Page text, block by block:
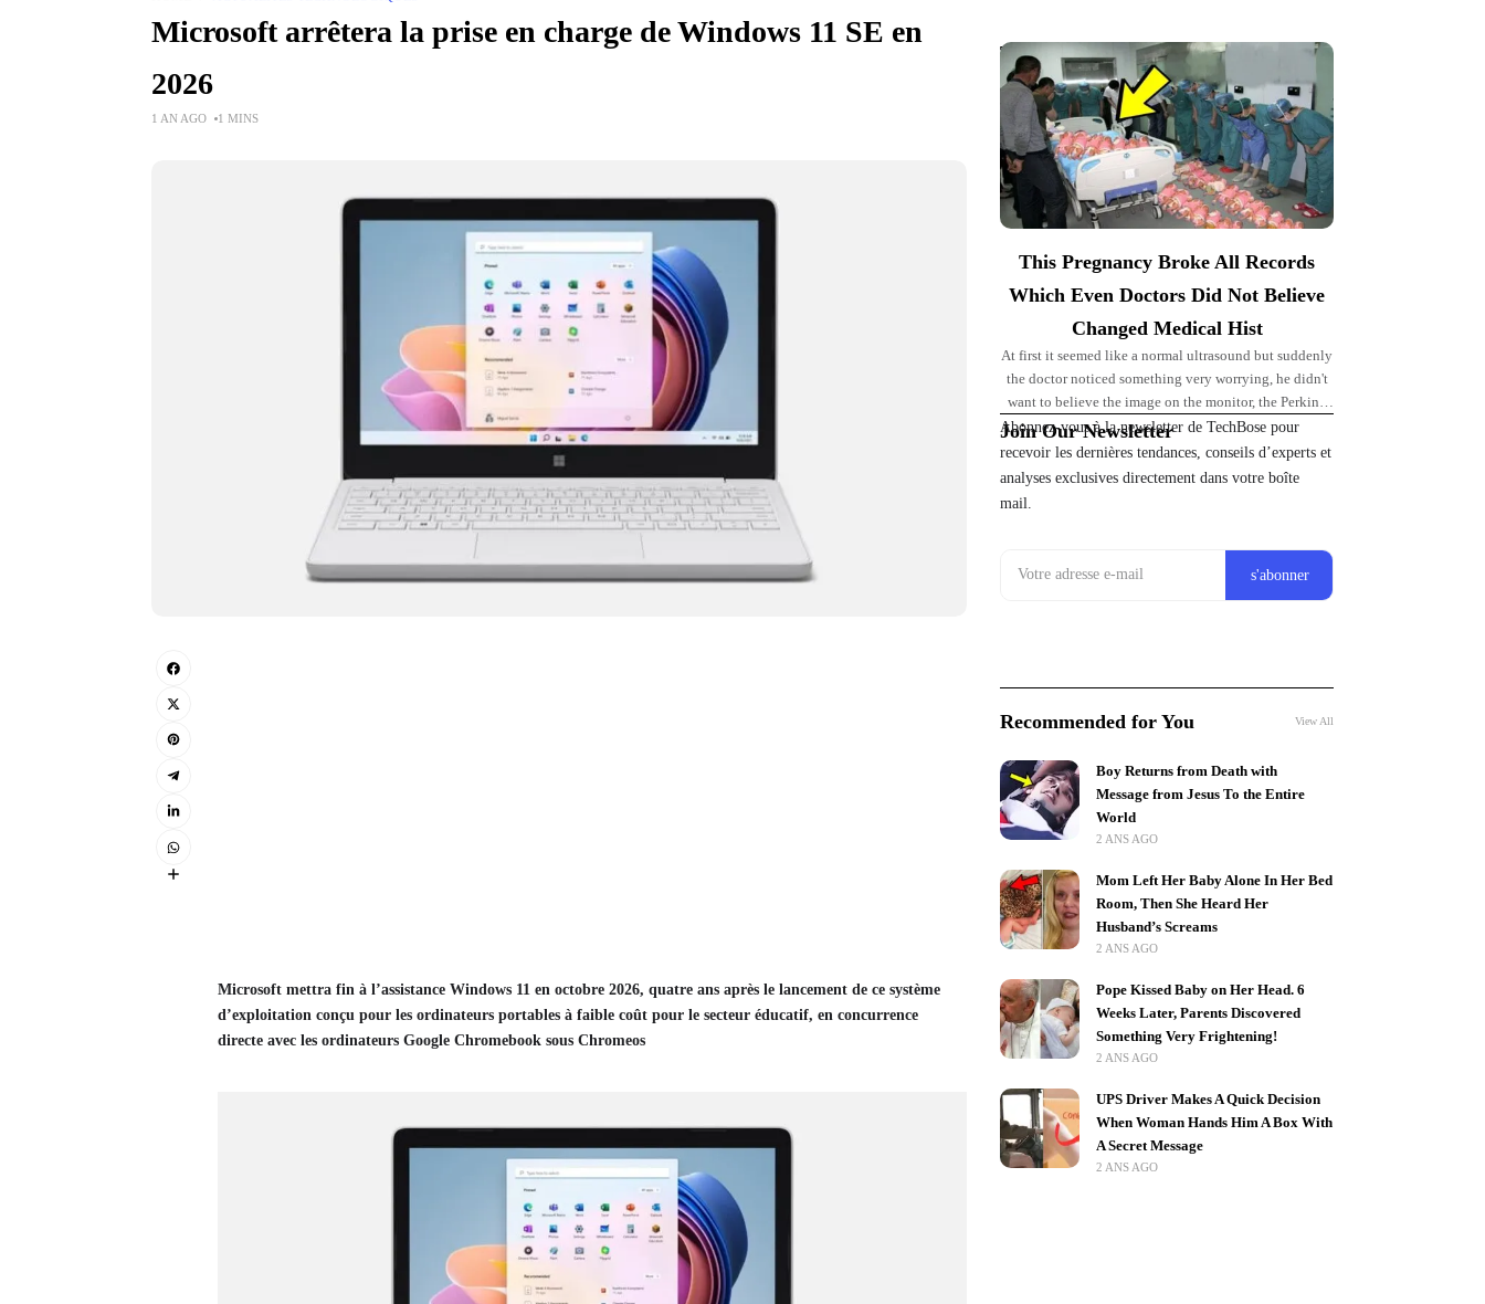
Microsoft arrêtera la prise en charge de Windows 11 SE en
2026
1 AN AGO 1 MINS
Microsoft mettra fin à l’assistance Windows 11 en octobre 2026, quatre ans après le lancement de ce système
d’exploitation conçu pour les ordinateurs portables à faible coût pour le secteur éducatif, en concurrence
directe avec les ordinateurs Google Chromebook sous Chromeos
Top Picks for You
This Pregnancy Broke All Records
Which Even Doctors Did Not Believe
Changed Medical Hist
At first it seemed like a normal ultrasound but suddenly
the doctor noticed something very worrying, he didn't
want to believe the image on the monitor, the Perkins'
pregnancy took
Join Our Newsletter
Abonnez-vous à la newsletter de TechBose pour
recevoir les dernières tendances, conseils d’experts et
analyses exclusives directement dans votre boîte
mail.
Recommended for You View All
Boy Returns from Death with
Message from Jesus To the Entire
World
2 ANS AGO
Mom Left Her Baby Alone In Her Bed
Room, Then She Heard Her
Husband’s Screams
2 ANS AGO
Pope Kissed Baby on Her Head. 6
Weeks Later, Parents Discovered
Something Very Frightening!
2 ANS AGO
UPS Driver Makes A Quick Decision
When Woman Hands Him A Box With
A Secret Message
2 ANS AGO